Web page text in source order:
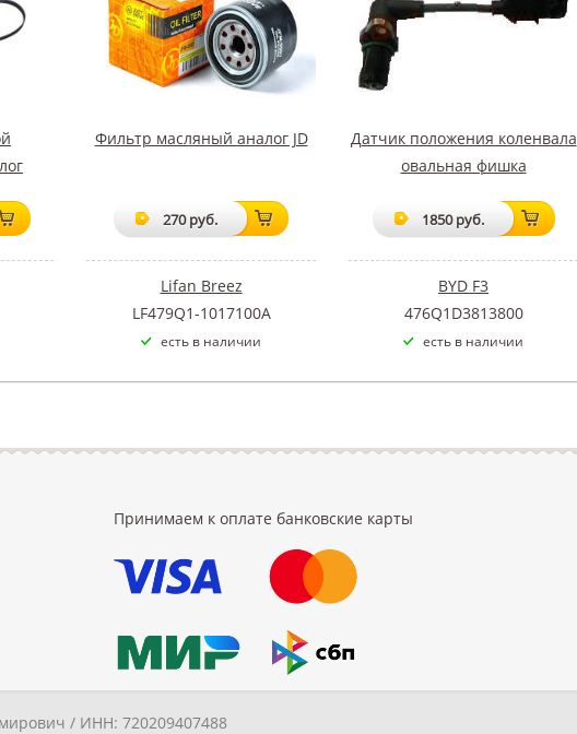
Фильтр масляный аналог JD
270 руб.
Lifan Breez
LF479Q1-1017100A
есть в наличии
Датчик положения коленвала
овальная фишка
1850 руб.
BYD F3
476Q1D3813800
есть в наличии
Принимаем к оплате банковские карты
/ ИНН: 720209407488